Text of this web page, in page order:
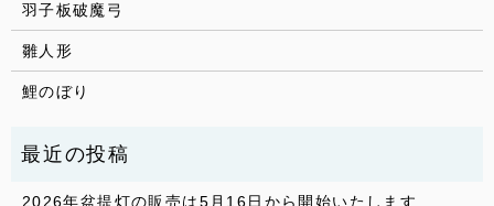
羽子板破魔弓
雛人形
鯉のぼり
2026年盆提灯の販売は5月16日から開始いたします